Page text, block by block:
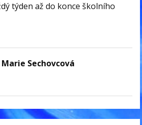
týden až do konce školního
Marie Sechovcová